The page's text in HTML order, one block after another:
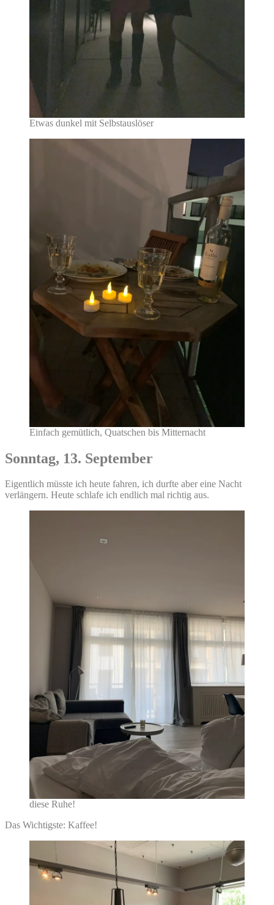
Etwas dunkel mit Selbstauslöser
Einfach gemütlich, Quatschen bis Mitternacht
Sonntag, 13. September
Eigentlich müsste ich heute fahren, ich durfte aber eine Nacht
verlängern. Heute schlafe ich endlich mal richtig aus.
diese Ruhe!
Das Wichtigste: Kaffee!